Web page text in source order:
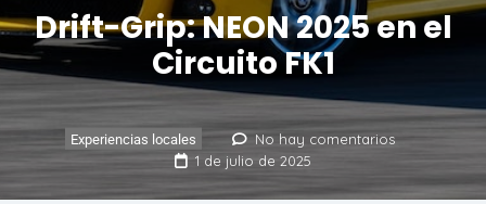
Drift-Grip: NEON 2025 en el
Circuito FK1
Experiencias locales
No hay comentarios
1 de julio de 2025